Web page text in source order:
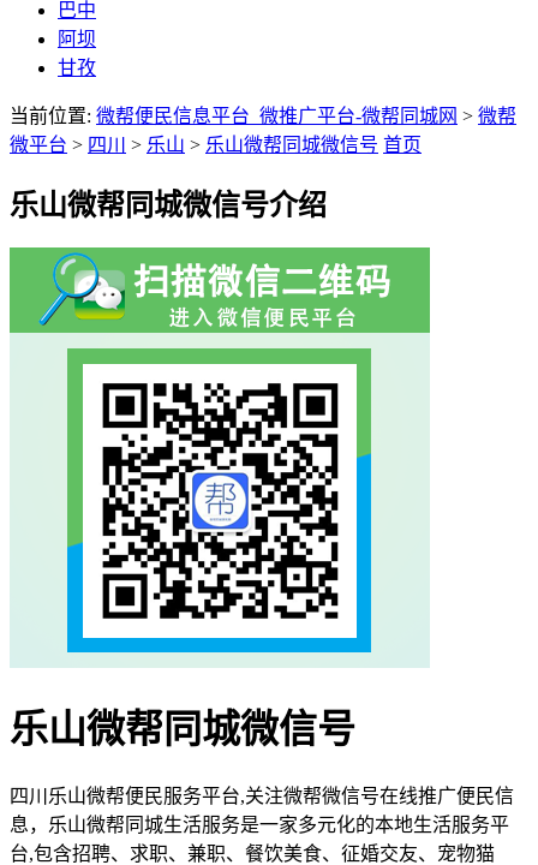
巴中
阿坝
甘孜
当前位置: 微帮便民信息平台_微推广平台-微帮同城网 > 微帮
微平台 > 四川 > 乐山 > 乐山微帮同城微信号 首页
乐山微帮同城微信号介绍
乐山微帮同城微信号
四川乐山微帮便民服务平台,关注微帮微信号在线推广便民信
息，乐山微帮同城生活服务是一家多元化的本地生活服务平
台,包含招聘、求职、兼职、餐饮美食、征婚交友、宠物猫